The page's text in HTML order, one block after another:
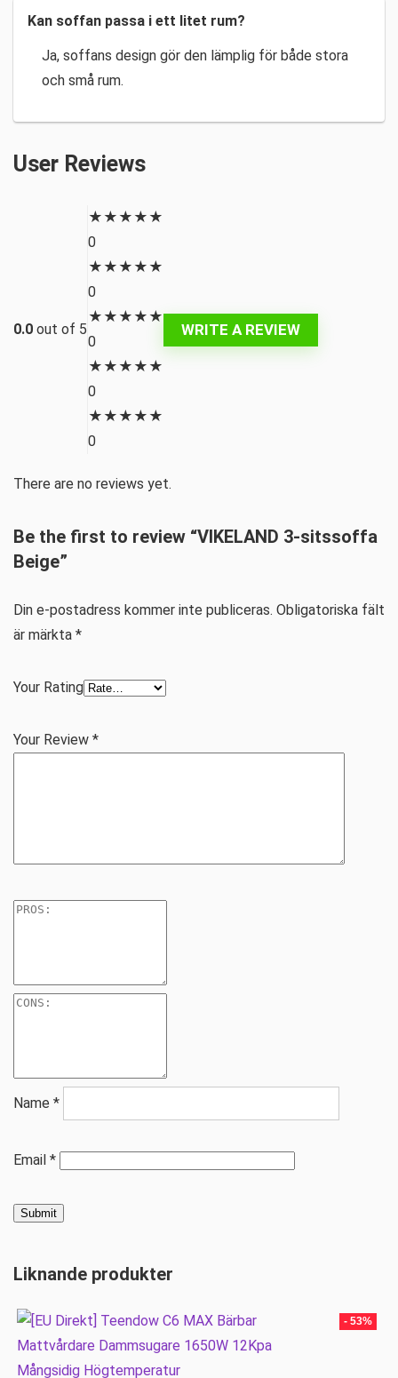
Kan soffan passa i ett litet rum?
Ja, soffans design gör den lämplig för både stora
och små rum.
User Reviews
0.0 out of 5
★ ★ ★ ★ ★
0
★ ★ ★ ★ ★
0
★ ★ ★ ★ ★
0
★ ★ ★ ★ ★
0
★ ★ ★ ★ ★
0
WRITE A REVIEW
There are no reviews yet.
Be the first to review “VIKELAND 3-sitssoffa
Beige”
Din e-postadress kommer inte publiceras. Obligatoriska fält
är märkta *
Your Rating
Your Review *
Name *
Email *
Liknande produkter
- 53%